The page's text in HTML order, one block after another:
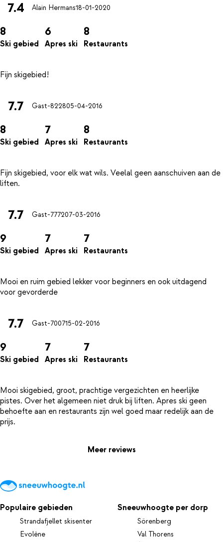
7.4 Alain Hermans18-01-2020
8
Ski gebied
6
Apres ski
8
Restaurants
7.7 Gast-822805-04-2016
8
Ski gebied
7
Apres ski
8
Restaurants
Fijn skigebied, voor elk wat wils. Veelal geen aanschuiven aan de
7.7 Gast-777207-03-2016
9
Ski gebied
7
Apres ski
7
Restaurants
Mooi en ruim gebied lekker voor beginners en ook uitdagend
7.7 Gast-700715-02-2016
9
Ski gebied
7
Apres ski
7
Restaurants
Mooi skigebied, groot, prachtige vergezichten en heerlijke
pistes. Over het algemeen niet druk bij liften. Apres ski geen
behoefte aan en restaurants zijn wel goed maar redelijk aan de
Meer reviews
Populaire gebieden
Strandafjellet skisenter
Evolène
Sneeuwhoogte per dorp
Sörenberg
Val Thorens